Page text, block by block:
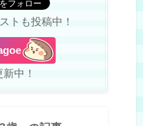
トも投稿中！
中！